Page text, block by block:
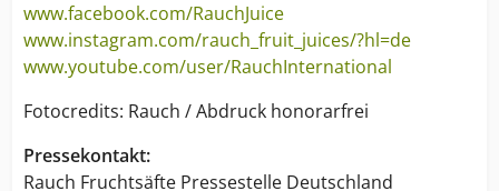
www.facebook.com/RauchJuice
www.instagram.com/rauch_fruit_juices/?hl=de
www.youtube.com/user/RauchInternational
Fotocredits: Rauch / Abdruck honorarfrei
Pressekontakt:
Rauch Fruchtsäfte Pressestelle Deutschland